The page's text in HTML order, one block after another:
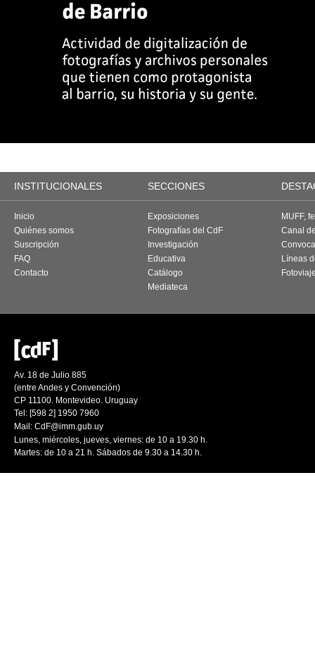
INSTITUCIONALES SECCIONES
Inicio
Quiénes somos
Suscripción
FAQ
Contacto
Exposiciones
Fotografías del CdF
Investigación
Educativa
Catálogo
Mediateca
MUFF,
Canal
Líneas
Av. 18 de Julio 885
(entre Andes y Convención)
CP 11100. Montevideo. Uruguay
Tel: [598 2] 1950 7960
Mail: CdF@imm.gub.uy
Lunes, miércoles, jueves, viernes: de 10 a 19.30 h.
Martes: de 10 a 21 h. Sábados de 9.30 a 14.30 h.